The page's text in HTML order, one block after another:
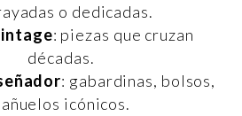
o dedicadas.
: piezas que cruzan
décadas.
: gabardinas, bolsos,
icónicos.